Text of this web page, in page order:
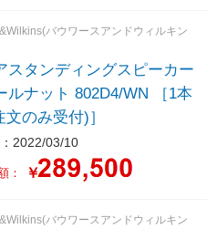
バウワースアンドウィルキン
スタンディングスピーカー
ルナット 802D4/WN ［1本
文のみ受付)］
2022/03/10
： ￥
バウワースアンドウィルキン